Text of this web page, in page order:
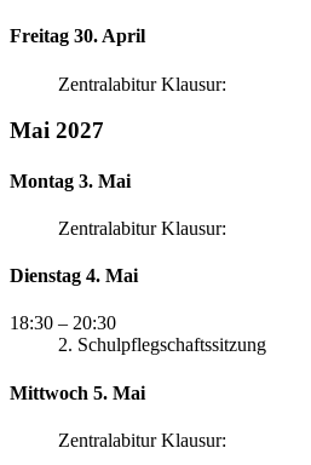
Freitag 30. April
Zentralabitur Klausur:
Mai 2027
Montag 3. Mai
Zentralabitur Klausur:
Dienstag 4. Mai
18:30 – 20:30
2. Schulpflegschaftssitzung
Mittwoch 5. Mai
Zentralabitur Klausur: